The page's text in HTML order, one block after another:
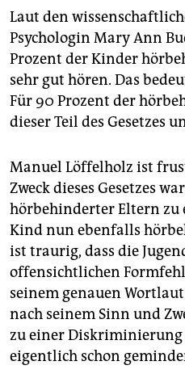
Laut den
Psychologin Mary Ann
Prozent der Kinder
sehr gut hören. Das
Für 90 Prozent der
dieser Teil des Gesetzes
Manuel Löffelholz ist
Zweck dieses Gesetzes
hörbehinderter Eltern zu
Kind nun ebenfalls
ist traurig, dass die
offensichtlichen
seinem genauen
nach seinem Sinn und
zu einer Diskriminierung
eigentlich schon